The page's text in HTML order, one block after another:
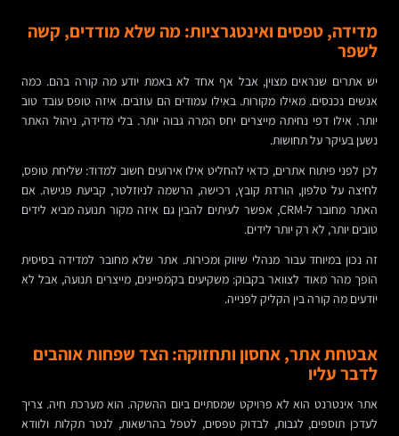
מדידה, טפסים ואינטגרציות: מה שלא מודדים, קשה
לשפר
יש אתרים שנראים מצוין, אבל אף אחד לא באמת יודע מה קורה בהם. כמה
אנשים נכנסים. מאילו מקורות. באילו עמודים הם עוזבים. איזה טופס עובד טוב
יותר. אילו דפי נחיתה מייצרים יחס המרה גבוה יותר. בלי מדידה, ניהול האתר
נשען בעיקר על תחושות.
לכן לפני פיתוח אתרים, כדאי להחליט אילו אירועים חשוב למדוד: שליחת טופס,
לחיצה על טלפון, הורדת קובץ, רכישה, הרשמה לניוזלטר, קביעת פגישה. אם
האתר מחובר ל-CRM, אפשר לעיתים להבין גם איזה מקור תנועה מביא לידים
טובים יותר, לא רק יותר לידים.
זה נכון במיוחד עבור מנהלי שיווק ומכירות. אתר שלא מחובר למדידה בסיסית
הופך מהר מאוד לצוואר בקבוק: משקיעים בקמפיינים, מייצרים תנועה, אבל לא
יודעים מה קורה בין הקליק לפנייה.
אבטחת אתר, אחסון ותחזוקה: הצד שפחות אוהבים
לדבר עליו
אתר אינטרנט הוא לא פרויקט שמסתיים ביום ההשקה. הוא מערכת חיה. צריך
לעדכן תוספים, לגבות, לבדוק טפסים, לטפל בהרשאות, לנטר תקלות ולוודא